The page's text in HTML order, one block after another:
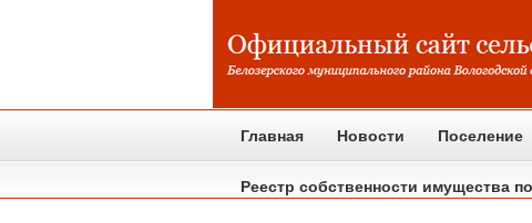
Главная Новости Поселение
Реестр собственности имущества